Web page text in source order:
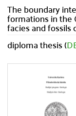
The boundary
formations in the
facies and
diploma thesis (